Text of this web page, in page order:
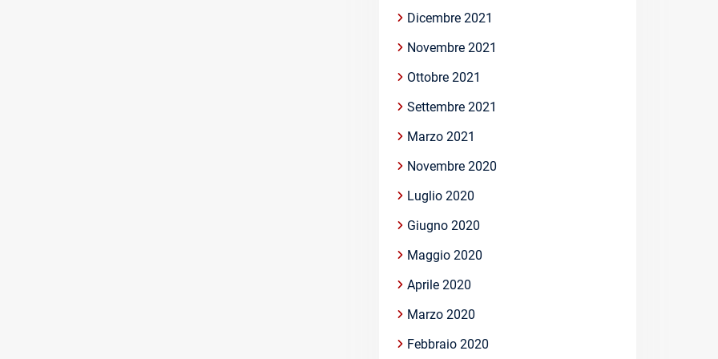
Dicembre 2021
Novembre 2021
Ottobre 2021
Settembre 2021
Marzo 2021
Novembre 2020
Luglio 2020
Giugno 2020
Maggio 2020
Aprile 2020
Marzo 2020
Febbraio 2020